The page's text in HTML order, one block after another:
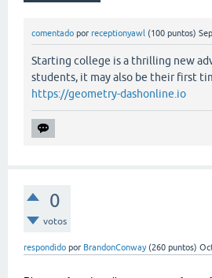
comentado por receptionyawl (100 puntos)
Starting college is a thrilling new
students, it may also be their first
https://geometry-dashonline.io
0
votos
respondido por BrandonConway (260 puntos)